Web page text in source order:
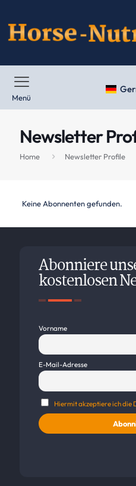
Menü
Newsletter
Home Newsletter Profile
Keine Abonnenten gefunden.
Abonniere
kostenlosen
Vorname
E-Mail-Adresse
Hiermit akzeptiere ich die